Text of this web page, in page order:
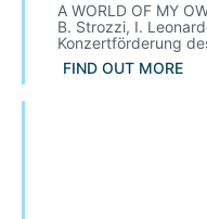
A WORLD OF MY
B. Strozzi, I.
Konzertförderung
FIND OUT MORE